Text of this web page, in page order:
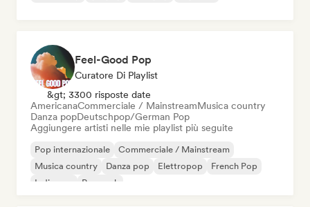
Feel-Good Pop
Curatore Di Playlist
&gt; 3300 risposte date
AmericanaCommerciale / MainstreamMusica country
Danza popDeutschpop/German Pop
Aggiungere artisti nelle mie playlist più seguite
Pop internazionale
Commerciale / Mainstream
Musica country
Danza pop Elettropop
French Pop
Indie pop
Pop rock